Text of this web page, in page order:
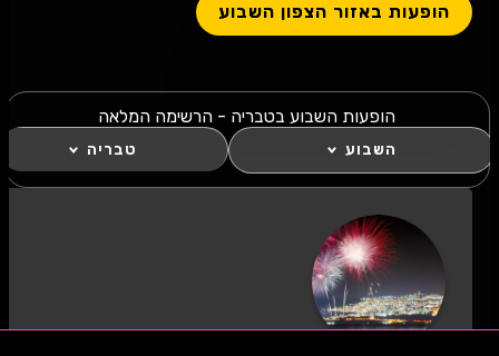
הופעות באזור הצפון השבוע
הופעות השבוע בטבריה - הרשימה המלאה
השבוע טבריה